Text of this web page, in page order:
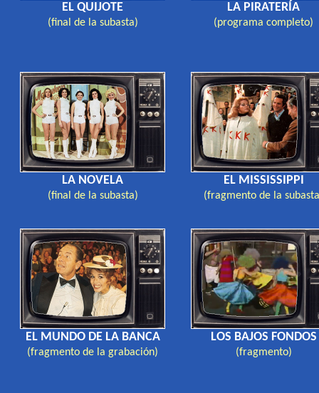
EL QUIJOTE
(final de la subasta)
LA PIRATERÍA
(programa completo)
LA NOVELA
(final de la subasta)
EL MISSISSIPPI
(fragmento de la
EL MUNDO DE LA BANCA
(fragmento de la grabación)
LOS BAJOS FONDOS
(fragmento)